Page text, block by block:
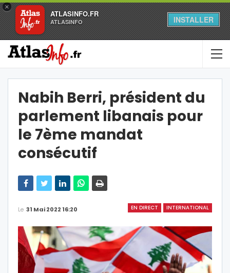
×
ATLASINFO.FR
ATLASINFO INSTALLER
Nabih Berri, président du
parlement libanais pour
le 7ème mandat
consécutif
EN DIRECT INTERNATIONAL
Le 31 Mai 2022 16:20